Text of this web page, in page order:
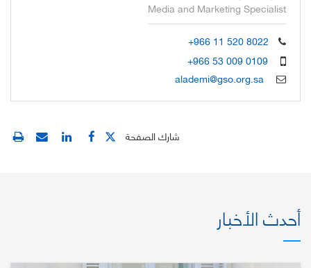
Media and Marketing Specialist
+966 11 520 8022
+966 53 009 0109
alademi@gso.org.sa
شارك الصفحة
أحدث الأخبار